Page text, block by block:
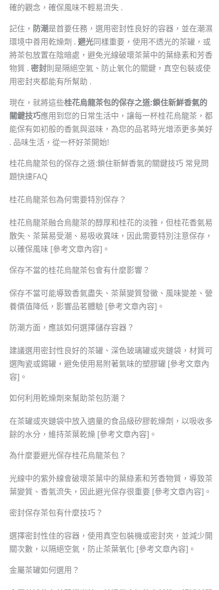
確的觀念，確保風味不輕易流失 .
記住， 防潮是首要任務，選用密封性良好的容器，並在潮濕
環境中善用乾燥劑 . 避光同樣重要，使用不透光的茶罐，或
將茶包放置在陰暗處，避免光線破壞茶葉中的葉綠素和芳香
物質 . 密封則是隔絕空氣、防止氧化的關鍵，真空包裝或使
用密封夾都能有所幫助 .
現在，就將這些桂花烏龍茶包的保存之道:鎖住新鮮香氣的
關鍵技巧應用到您的日常生活中，讓每一杯桂花烏龍茶，都
能保有如初般的香氣與滋味，為您的品茗時光增添更多美好
. 品味生活，從一杯好茶開始!
桂花烏龍茶包的保存之道:鎖住新鮮香氣的關鍵技巧 常見問
題快速FAQ
桂花烏龍茶包為何需要特別保存？
桂花烏龍茶融合烏龍茶的醇厚和桂花的淡雅，但桂花香氣易
散失、茶葉易受潮、易吸收異味，因此需要特別注意保存，
以確保風味 [參考文章內容]。
保存不當的桂花烏龍茶包會有什麼影響？
保存不當可能導致香氣盡失、茶葉變質發黴、風味變差、營
養價值降低，影響品茗體驗 [參考文章內容]。
防潮方面，應該如何選擇儲存容器？
建議選用密封性良好的茶罐、深色玻璃罐或夾鏈袋，材質可
選陶瓷或錫罐，避免使用易附著氣味的塑膠罐 [參考文章內
容]。
如何利用乾燥劑來幫助茶包防潮？
在茶罐或夾鏈袋中放入適量的食品級矽膠乾燥劑，以吸收多
餘的水分，維持茶葉乾燥 [參考文章內容]。
為什麼要避光保存桂花烏龍茶包？
光線中的紫外線會破壞茶葉中的葉綠素和芳香物質，導致茶
葉變質、香氣流失，因此避光保存很重要 [參考文章內容]。
密封保存茶包有什麼技巧？
選擇密封性佳的容器，使用真空包裝機或密封夾，並減少開
關次數，以隔絕空氣，防止茶葉氧化 [參考文章內容]。
金屬茶罐如何選用？